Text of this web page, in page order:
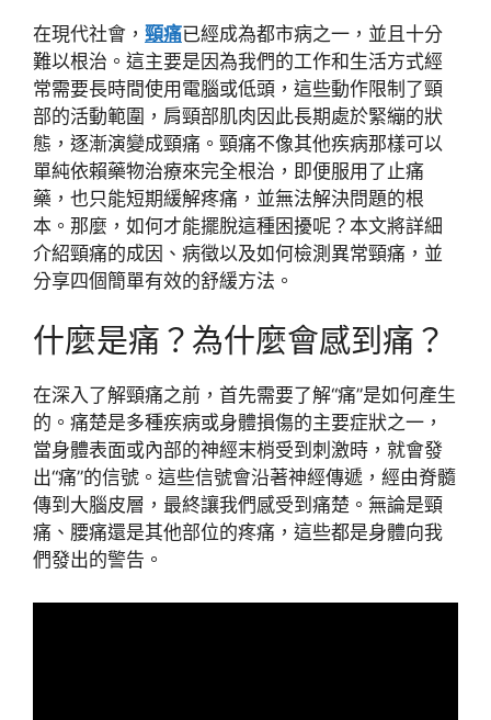
在現代社會， 頸痛已經成為都市病之一，並且十分
難以根治。這主要是因為我們的工作和生活方式經
常需要長時間使用電腦或低頭，這些動作限制了頸
部的活動範圍，肩頸部肌肉因此長期處於緊繃的狀
態，逐漸演變成頸痛。頸痛不像其他疾病那樣可以
單純依賴藥物治療來完全根治，即便服用了止痛
藥，也只能短期緩解疼痛，並無法解決問題的根
本。那麼，如何才能擺脫這種困擾呢？本文將詳細
介紹頸痛的成因、病徵以及如何檢測異常頸痛，並
分享四個簡單有效的舒緩方法。
什麼是痛？為什麼會感到痛？
在深入了解頸痛之前，首先需要了解“痛”是如何產生
的。痛楚是多種疾病或身體損傷的主要症狀之一，
當身體表面或內部的神經末梢受到刺激時，就會發
出“痛”的信號。這些信號會沿著神經傳遞，經由脊髓
傳到大腦皮層，最終讓我們感受到痛楚。無論是頸
痛、腰痛還是其他部位的疼痛，這些都是身體向我
們發出的警告。